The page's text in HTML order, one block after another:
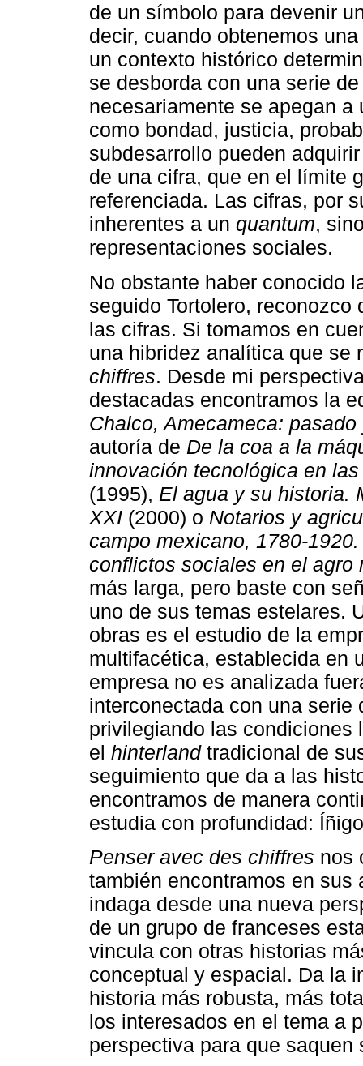
de un símbolo para devenir
decir, cuando obtenemos
un contexto histórico
se desborda con una serie
necesariamente se apegan
como bondad, justicia,
subdesarrollo pueden
de una cifra, que en el límite
referenciada. Las cifras, por
inherentes a un quantum,
representaciones sociales.
No obstante haber conocido
seguido Tortolero,
las cifras. Si tomamos en
una hibridez analítica que se
chiffres. Desde mi
destacadas encontramos la
Chalco, Amecameca: pasado
autoría de De la coa a la
innovación tecnológica en
(1995), El agua y su historia.
XXI (2000) o Notarios y
campo mexicano, 1780-
conflictos sociales en el agro
más larga, pero baste con
uno de sus temas estelares.
obras es el estudio de la
multifacética, establecida en
empresa no es analizada
interconectada con una serie
privilegiando las condiciones
el hinterlandtradicional de
seguimiento que da a las
encontramos de manera
estudia con profundidad:
Penser avec des chiffres nos
también encontramos en sus
indaga desde una nueva
de un grupo de franceses
vincula con otras historias
conceptual y espacial. Da la
historia más robusta, más
los interesados en el tema a
perspectiva para que